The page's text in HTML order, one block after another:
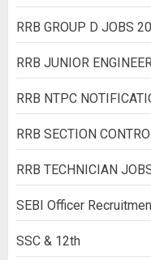
RRB GROUP D JOBS
RRB JUNIOR
RRB NTPC
RRB SECTION
RRB TECHNICIAN
SEBI Officer
SSC & 12th